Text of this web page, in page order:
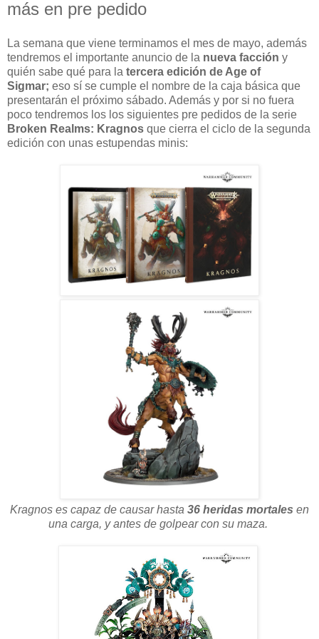
más en pre pedido
La semana que viene terminamos el mes de mayo, además
tendremos el importante anuncio de la nueva facción y
quién sabe qué para la tercera edición de Age of
Sigmar; eso sí se cumple el nombre de la caja básica que
presentarán el próximo sábado. Además y por si no fuera
poco tendremos los los siguientes pre pedidos de la serie
Broken Realms: Kragnos que cierra el ciclo de la segunda
edición con unas estupendas minis:
Kragnos es capaz de causar hasta 36 heridas mortales en
una carga, y antes de golpear con su maza.